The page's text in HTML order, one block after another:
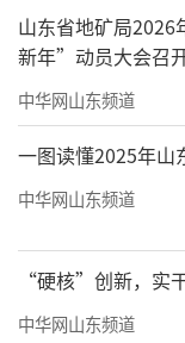
四、主要
1.运河钞
首，也是国家
护单位，曾是
运河关税的直
山东省地矿局
新年”动员大会召
中华网山东频道
一图读懂2025年
中华网山东频道
“硬核”创新，实
中华网山东频道